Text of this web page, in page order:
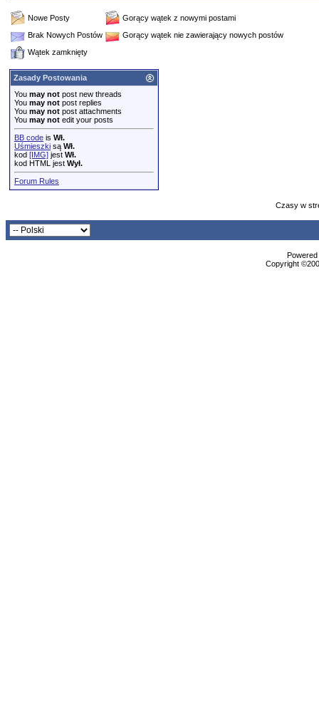
Nowe Posty
Gorący wątek z nowymi postami
Brak Nowych Postów
Gorący wątek nie zawierający nowych postów
Wątek zamknięty
Zasady Postowania
You may not post new threads
You may not post replies
You may not post attachments
You may not edit your posts
BB code is Wł.
Uśmieszki są Wł.
kod [IMG] jest Wł.
kod HTML jest Wył.
Forum Rules
Czasy w
Copyright